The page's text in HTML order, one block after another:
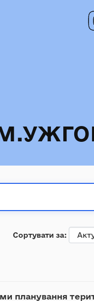
Сортувати за
планування